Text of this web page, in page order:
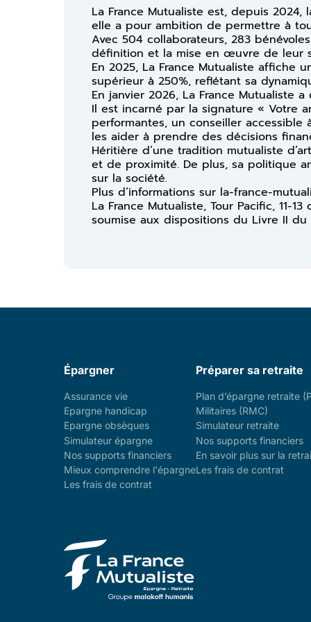
La France Mutualiste est, depuis
elle a pour ambition de permettre à
Avec 504 collaborateurs, 283
définition et la mise en œuvre de leur
En 2025, La France Mutualiste affiche
supérieur à 250%, reflétant sa
En janvier 2026, La France Mutualiste
Il est incarné par la signature « Votre
performantes, un conseiller
les aider à prendre des décisions
Héritière d’une tradition mutualiste
et de proximité. De plus, sa politique
sur la société.
Plus d’informations sur la-france-
La France Mutualiste, Tour Pacific, 11-
soumise aux dispositions du Livre II du
Épargner
Assurance vie
Epargne handicap
Epargne obsèques
Simulateur épargne
Nos supports financiers
Mieux comprendre l'épargne
Les frais de contrat
Préparer sa retraite
Plan d’épargne retraite
Militaires (RMC)
Simulateur retraite
Nos supports financiers
En savoir plus sur la
Les frais de contrat